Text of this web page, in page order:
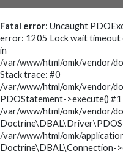
Fatal error: Uncaught
error: 1205 Lock wait
in
/var/www/html/omk/vendor/
Stack trace: #0
/var/www/html/omk/vendor/
PDOStatement->execute() #1
/var/www/html/omk/vendor/
/var/www/html/omk/
Doctrine\DBAL\Connection-